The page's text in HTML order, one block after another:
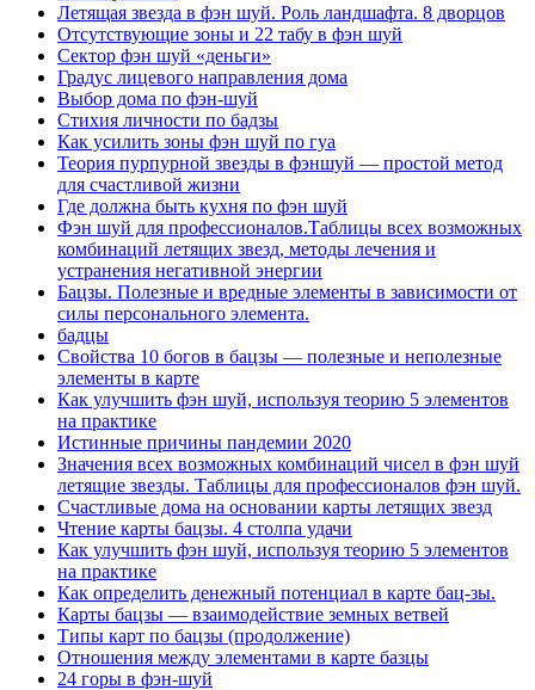
Летящая звезда в фэн шуй. Роль ландшафта. 8 дворцов
Отсутствующие зоны и 22 табу в фэн шуй
Сектор фэн шуй «деньги»
Градус лицевого направления дома
Выбор дома по фэн-шуй
Стихия личности по бадзы
Как усилить зоны фэн шуй по гуа
Теория пурпурной звезды в фэншуй — простой метод
для счастливой жизни
Где должна быть кухня по фэн шуй
Фэн шуй для профессионалов.Таблицы всех возможных
комбинаций летящих звезд, методы лечения и
устранения негативной энергии
Бацзы. Полезные и вредные элементы в зависимости от
силы персонального элемента.
бадцы
Свойства 10 богов в бацзы — полезные и неполезные
элементы в карте
Как улучшить фэн шуй, используя теорию 5 элементов
на практике
Истинные причины пандемии 2020
Значения всех возможных комбинаций чисел в фэн шуй
летящие звезды. Таблицы для профессионалов фэн шуй.
Счастливые дома на основании карты летящих звезд
Чтение карты бацзы. 4 столпа удачи
Как улучшить фэн шуй, используя теорию 5 элементов
на практике
Как определить денежный потенциал в карте бац-зы.
Карты бацзы — взаимодействие земных ветвей
Типы карт по бацзы (продолжение)
Отношения между элементами в карте базцы
24 горы в фэн-шуй